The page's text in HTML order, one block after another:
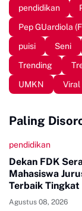
pendidikan
Pep GUardiola
puisi
Seni
Trending
UMKN
Viral
Paling
pendidikan
Dekan FDK
Mahasiswa
Terbaik
Agustus 08, 2026